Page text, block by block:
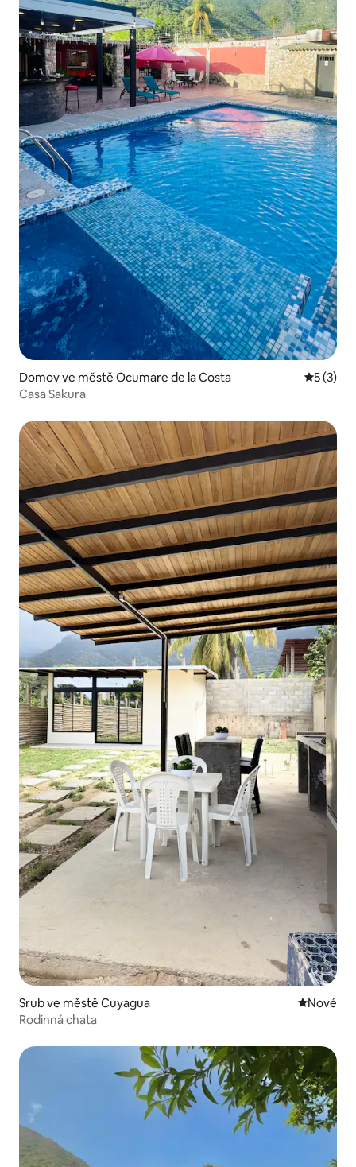
Domov ve městě Ocumare de la Costa
5 (3)
Casa Sakura
Srub ve městě Cuyagua Nové
Nové
Rodinná chata